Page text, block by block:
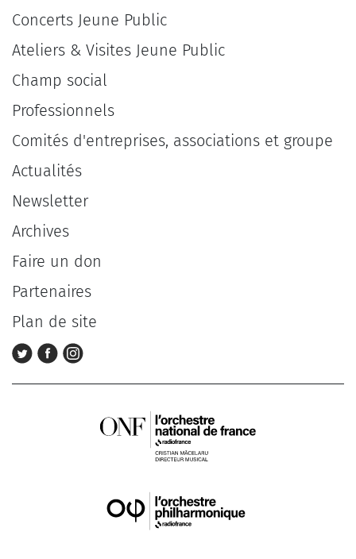
Concerts Jeune Public
Ateliers & Visites Jeune Public
Champ social
Professionnels
Comités d'entreprises, associations et groupe
Actualités
Newsletter
Archives
Faire un don
Partenaires
Plan de site